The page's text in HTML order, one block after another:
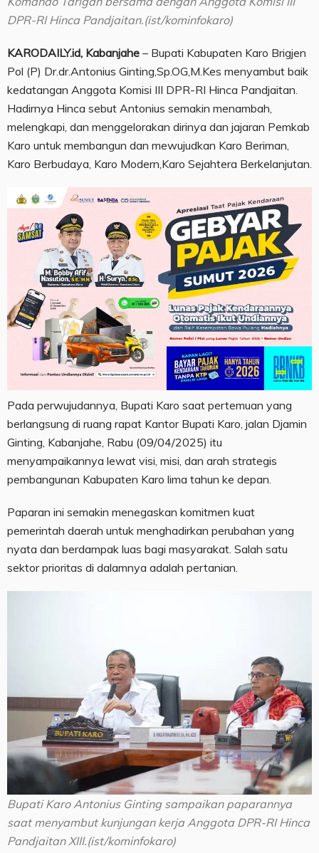
DPR-RI Hinca Pandjaitan.(ist/kominfokaro)
KARODAILY.id, Kabanjahe – Bupati Kabupaten Karo Brigjen
Pol (P) Dr.dr.Antonius Ginting,Sp.OG,M.Kes menyambut baik
kedatangan Anggota Komisi III DPR-RI Hinca Pandjaitan.
Hadirnya Hinca sebut Antonius semakin menambah,
melengkapi, dan menggelorakan dirinya dan jajaran Pemkab
Karo untuk membangun dan mewujudkan Karo Beriman,
Karo Berbudaya, Karo Modern,Karo Sejahtera Berkelanjutan.
Pada perwujudannya, Bupati Karo saat pertemuan yang
berlangsung di ruang rapat Kantor Bupati Karo, jalan Djamin
Ginting, Kabanjahe, Rabu (09/04/2025) itu
menyampaikannya lewat visi, misi, dan arah strategis
pembangunan Kabupaten Karo lima tahun ke depan.
Paparan ini semakin menegaskan komitmen kuat
pemerintah daerah untuk menghadirkan perubahan yang
nyata dan berdampak luas bagi masyarakat. Salah satu
sektor prioritas di dalamnya adalah pertanian.
Bupati Karo Antonius Ginting sampaikan paparannya
saat menyambut kunjungan kerja Anggota DPR-RI Hinca
Pandjaitan XIII.(ist/kominfokaro)